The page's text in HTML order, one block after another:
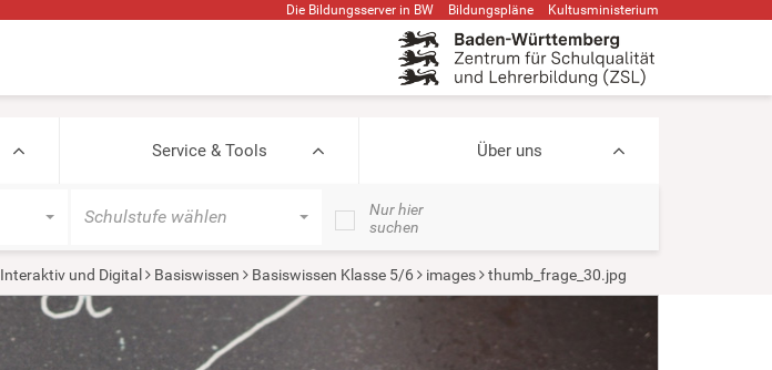
Die Bildungsserver in BW Bildungspläne Kultusministerium
Service & Tools Über uns
Schulstufe wählen
Nur hier
suchen
Interaktiv und Digital Basiswissen Basiswissen Klasse 5/6 images thumb_frage_30.jpg